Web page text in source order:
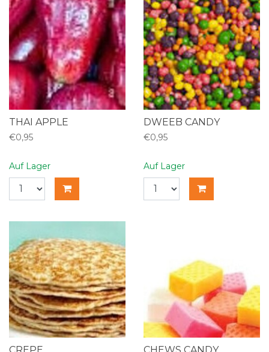
THAI APPLE
€0,95
Auf Lager
DWEEB CANDY
€0,95
Auf Lager
CREPE CHEWS CANDY